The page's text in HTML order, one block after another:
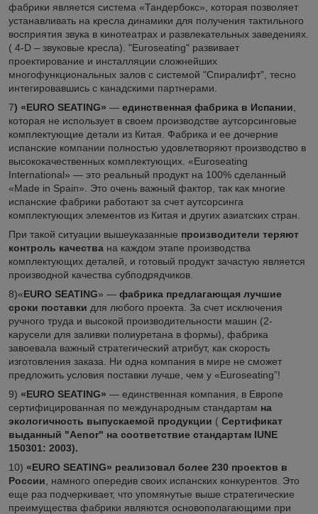
фабрики является система «Тандербокс», которая позволяет
устанавливать на кресла динамики для получения тактильного
восприятия звука в кинотеатрах и развлекательных заведениях.
( 4-D – звуковые кресла). "Euroseating" развивает
проектирование и инсталляции сложнейших
многофункциональных залов с системой "Спиралифт", тесно
интегировавшись с канадскими партнерами.
7) «EURO SEATING» ― единственная фабрика в Испании
которая не использует в своем производстве аутсорсинговые
комплектующие детали из Китая. Фабрика и ее дочерние
испанские компании полностью удовлетворяют производство в
высококачественных комплектующих. «Euroseating
International» ― это реальный продукт на 100% сделанный
«Made in Spain». Это очень важный фактор, так как многие
испанские фабрики работают за счет аутсорсинга
комплектующих элементов из Китая и других азиатских стран.
При такой ситуации вышеуказанные производители теряют
контроль качества на каждом этапе производства
комплектующих деталей, и готовый продукт зачастую является
производной качества субподрядчиков.
8)«EURO SEATING» ― фабрика предлагающая лучшие
сроки поставки для любого проекта. За счет исключения
ручного труда и высокой производительности машин (2-
карусели для заливки полиуретана в формы), фабрика
завоевала важный стратегический атрибут, как скорость
изготовления заказа. Ни одна компания в мире не сможет
предложить условия поставки лучше, чем у «Euroseating”!
9) «EURO SEATING» ― единственная компания, в Европе
сертифицированная по международным стандартам на
экологичность выпускаемой продукции ( Сертификат
выданный "Aenor" на соответствие стандартам IUNE
150301: 2003).
10) «EURO SEATING» реализовал более 230 проектов в
России , намного опередив своих испанских конкурентов. Это
еще раз подчеркивает, что упомянутые выше стратегические
преимущества фабрики являются основополагающими при